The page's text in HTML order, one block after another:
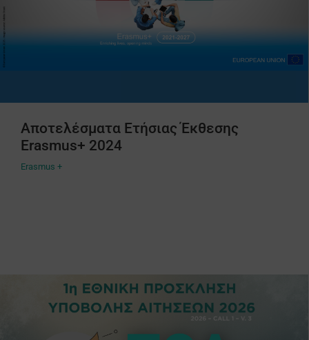
Αποτελέσματα Ετήσιας Έκθεσης
Erasmus+ 2024
Erasmus +